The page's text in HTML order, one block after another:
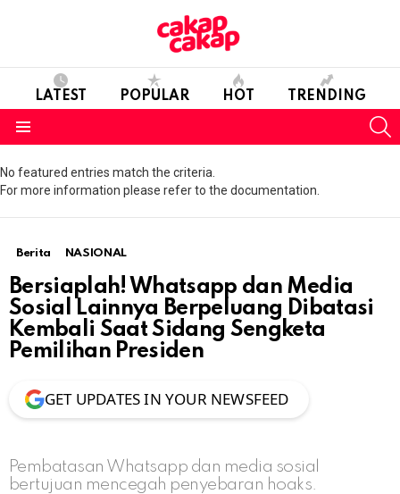
LATEST POPULAR HOT TRENDING
No featured entries match the criteria.
For more information please refer to the documentation.
Berita NASIONAL
Bersiaplah! Whatsapp dan Media
Sosial Lainnya Berpeluang Dibatasi
Kembali Saat Sidang Sengketa
Pemilihan Presiden
GET UPDATES IN YOUR NEWSFEED
Pembatasan Whatsapp dan media sosial
bertujuan mencegah penyebaran hoaks.